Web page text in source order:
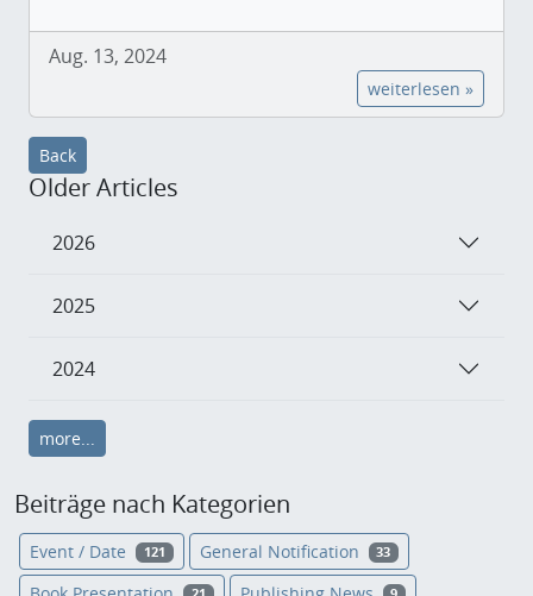
Aug. 13, 2024
weiterlesen »
Back
Older Articles
2026
2025
2024
more...
Beiträge nach Kategorien
Event / Date 121 General Notification 33